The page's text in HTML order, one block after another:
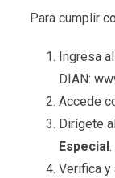
Para cumplir
Ingresa
DIAN:
Accede
Dirígete
Especial.
Verifica y